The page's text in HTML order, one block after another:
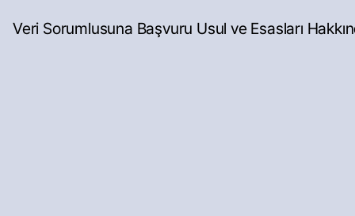
Veri Sorumlusuna Başvuru Usul ve Esasları